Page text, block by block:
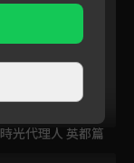
時光代理人 英都篇